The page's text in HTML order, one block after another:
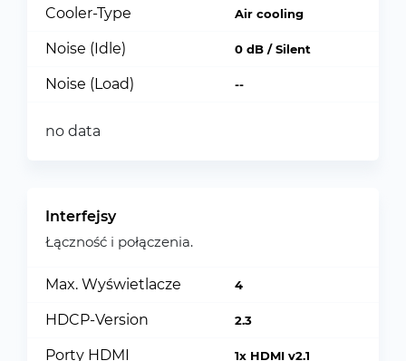
Cooler-Type Air cooling
Noise (Idle) 0 dB / Silent
Noise (Load) --
no data
Interfejsy
Łączność i połączenia.
Max. Wyświetlacze 4
HDCP-Version 2.3
Porty HDMI 1x HDMI v2.1